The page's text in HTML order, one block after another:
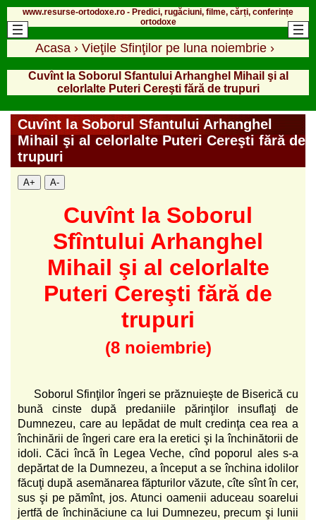
www.resurse-ortodoxe.ro - Predici, rugăciuni, filme, cărți, conferințe
ortodoxe
Acasa › Vieţile Sfinţilor pe luna noiembrie ›
Cuvînt la Soborul Sfantului Arhanghel Mihail şi al
celorlalte Puteri Cereşti fără de trupuri
Cuvînt la Soborul Sfantului Arhanghel
Mihail şi al celorlalte Puteri Cereşti fără de
trupuri
A+ A-
Cuvînt la Soborul
Sfîntului Arhanghel
Mihail şi al celorlalte
Puteri Cereşti fără de
trupuri
(8 noiembrie)
Soborul Sfinţilor îngeri se prăznuieşte de Biserică cu
bună cinste după predaniile părinţilor insuflaţi de
Dumnezeu, care au lepădat de mult credinţa cea rea a
închinării de îngeri care era la eretici şi la închinătorii de
idoli. Căci încă în Legea Veche, cînd poporul ales s-a
depărtat de la Dumnezeu, a început a se închina idolilor
făcuţi după asemănarea făpturilor văzute, cîte sînt în cer,
sus şi pe pămînt, jos. Atunci oamenii aduceau soarelui
jertfă de închinăciune ca lui Dumnezeu, precum şi lunii